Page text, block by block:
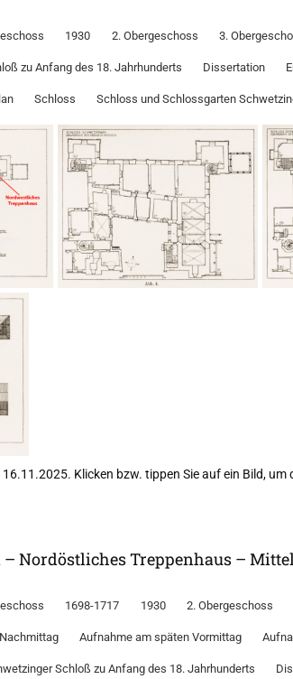
1930 2. Obergeschoss 3.
zu Anfang des 18. Jahrhunderts Dissertation
Schloss Schloss und Schlossgarten
Klicken bzw. tippen Sie auf ein Bild, um
– Nordöstliches Treppenhaus –
1698-1717 1930 2. Obergeschoss
Aufnahme am späten Vormittag
Schloß zu Anfang des 18. Jahrhunderts